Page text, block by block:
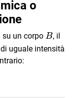
o
su un corpo B
B, il
di uguale intensità
= -\vec